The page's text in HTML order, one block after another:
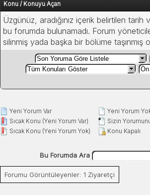
Konu / Konuyu Açan
Üzgünüz, aradığınız içerik belirtilen tarih
bu forumda bulunamadı. Forum
silinmiş yada başka bir bölüme taşınmış
Yeni Yorum Var
Sıcak Konu (Yeni Yorum Var)
Sıcak Konu (Yeni Yorum Yok)
Yeni Yorum
Sizin
Konu Kapalı
Bu Forumda Ara
Forumu Görüntüleyenler: 1 Ziyaretçi